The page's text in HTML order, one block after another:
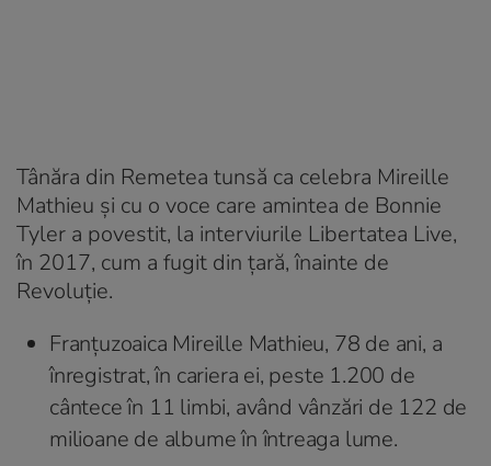
Tânăra din Remetea tunsă ca celebra Mireille
Mathieu și cu o voce care amintea de Bonnie
Tyler a povestit, la interviurile Libertatea Live,
în 2017, cum a fugit din țară, înainte de
Revoluție.
Franțuzoaica Mireille Mathieu, 78 de ani, a
înregistrat, în cariera ei, peste 1.200 de
cântece în 11 limbi, având vânzări de 122 de
milioane de albume în întreaga lume.